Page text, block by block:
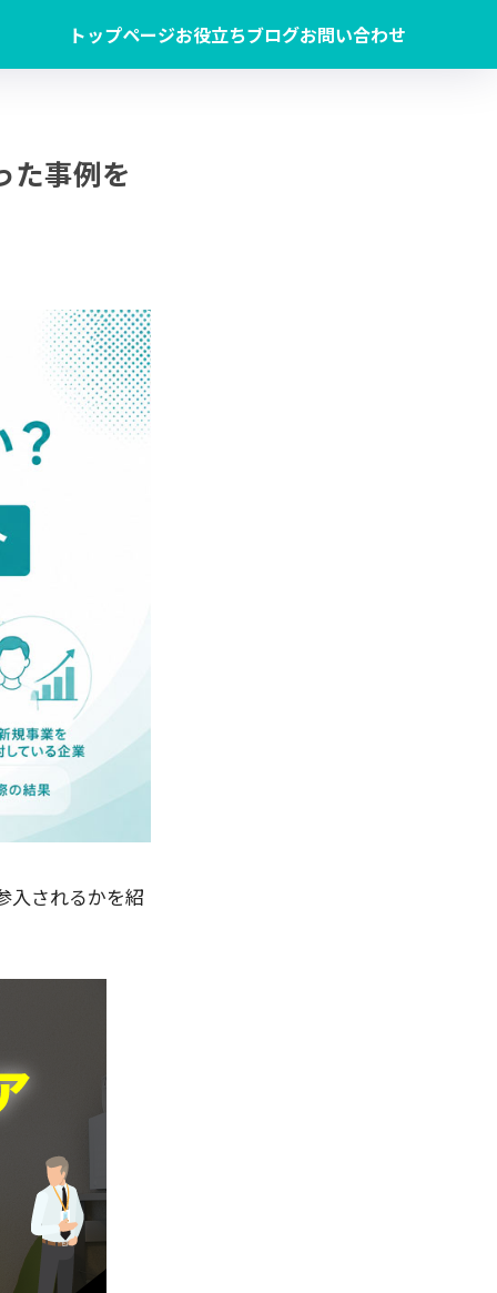
トップページお役立ちブログお問い合わせ
た事例を
入されるかを紹